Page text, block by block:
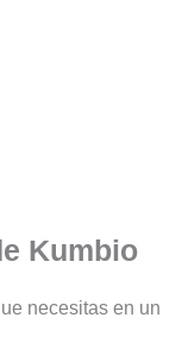
Kumbio
necesitas en un